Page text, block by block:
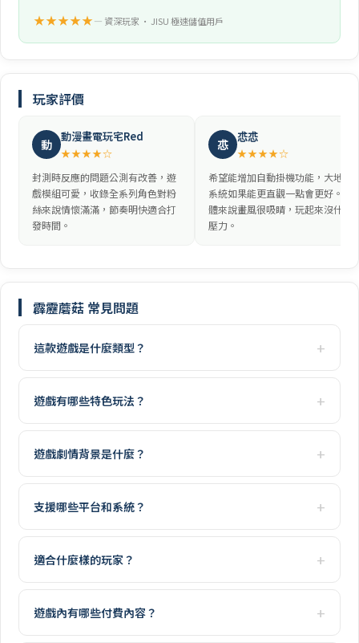
★★★★★— 資深玩家 • JISU 極速儲值用戶
玩家評價
動 動漫畫電玩宅Red
★★★★☆
封測時反應的問題公測有改善，遊
戲模組可愛，收錄全系列角色對粉
絲來說情懷滿滿，節奏明快適合打
發時間。
怷 怷怷
★★★★☆
希望能增加自動掛機功能，大地圖
系統如果能更直觀一點會更好。整
體來說畫風很吸睛，玩起來沒什麼
壓力。
霹靂蘑菇 常見問題
這款遊戲是什麼類型？
遊戲有哪些特色玩法？
遊戲劇情背景是什麼？
支援哪些平台和系統？
適合什麼樣的玩家？
遊戲內有哪些付費內容？